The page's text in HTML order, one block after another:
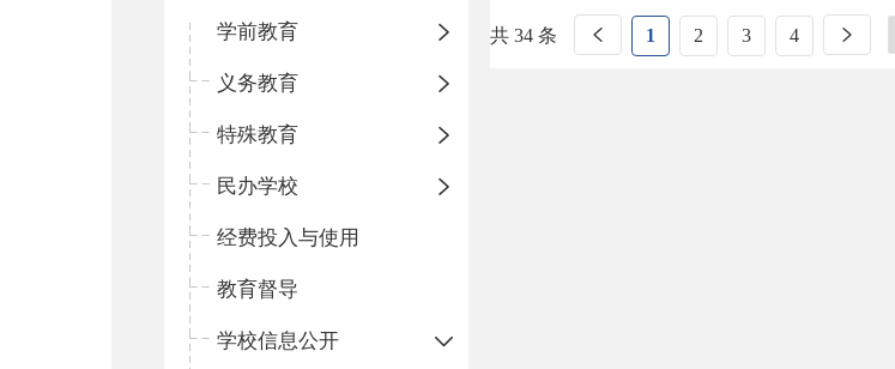
学前教育
义务教育
特殊教育
民办学校
经费投入与使用
教育督导
学校信息公开
共 34 条 1 2 3 4